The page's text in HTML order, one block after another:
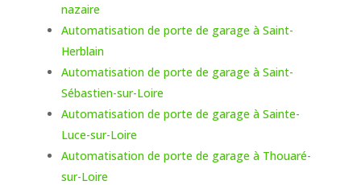
nazaire
Automatisation de porte de garage à Saint-
Herblain
Automatisation de porte de garage à Saint-
Sébastien-sur-Loire
Automatisation de porte de garage à Sainte-
Luce-sur-Loire
Automatisation de porte de garage à Thouaré-
sur-Loire